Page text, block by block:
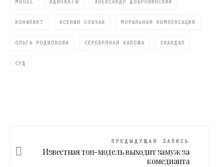
MODEL АДВОКАТЫ АЛЕКСАНДР ДОБРОВИНСКИЙ
КОНФЛИКТ КСЕНИЯ СОБЧАК МОРАЛЬНАЯ КОМПЕНСАЦИЯ
ОЛЬГА РОДИОНОВА СЕРЕБРЯНАЯ КАЛОША СКАНДАЛ
СУД
ПРЕДЫДУЩАЯ ЗАПИСЬ
Известная топ-модель выходит замуж за
комедианта